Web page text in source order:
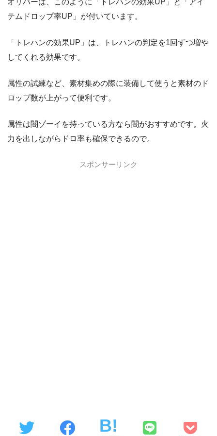
オリバーは、このように「トレハンの効果UP」と「アイ
テムドロップ率UP」が付いています。
「トレハンの効果UP」は、トレハンの判定を1回ずつ増や
してくれる効果です。
属性の試練など、素材集めの際に装備して使うと素材のド
ロップ数が上がって便利です。
属性は闇ゾーイを持っている方なら闇がおすすめです。火
力を出しながらドロ率も確保できるので。
スポンサーリンク